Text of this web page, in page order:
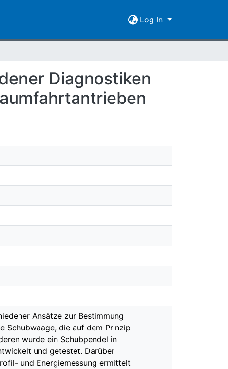
Log In
Diagnostiken
Ansätze zur Bestimmung
Schubwaage, die auf dem Prinzip
wurde ein Schubpendel in
und getestet. Darüber
und Energiemessung ermittelt